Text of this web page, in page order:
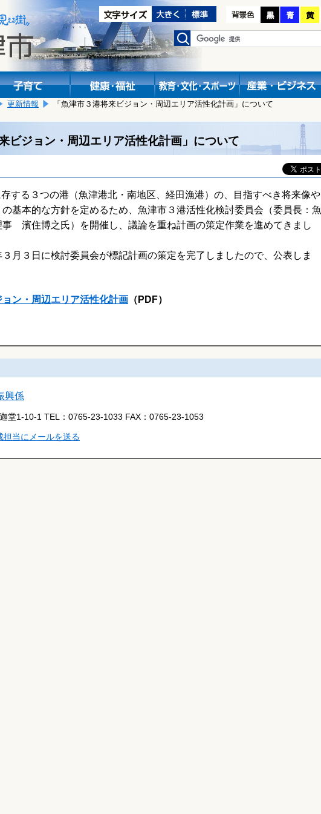
更新情報 「魚津市３港将来ビジョン・周辺エリア活性化計画」について
ビジョン・周辺エリア活性化計画」について
する３つの港（魚津港北・南地区、経田漁港）の、目指すべき将来像や
基本的な方針を定めるため、魚津市３港活性化検討委員会（委員長：魚
濱住博之氏）を開催し、議論を重ね計画の策定作業を進めてきまし
月３日に検討委員会が標記計画の策定を完了しましたので、公表しま
ン・周辺エリア活性化計画 （PDF）
興係
堂1-10-1 TEL： 0765-23-1033 FAX： 0765-23-1053
担当にメールを送る